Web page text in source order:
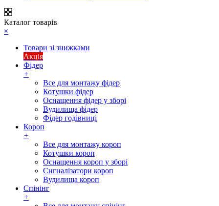
Каталог товарів
×
Товари зі знижками
Акція
Фідер
+
Все для монтажу фідер
Котушки фідер
Оснащення фідер у зборі
Вудилища фідер
Фідер годівниці
Короп
+
Все для монтажу короп
Котушки короп
Оснащення короп у зборі
Сигналізатори короп
Вудилища короп
Спінінг
+